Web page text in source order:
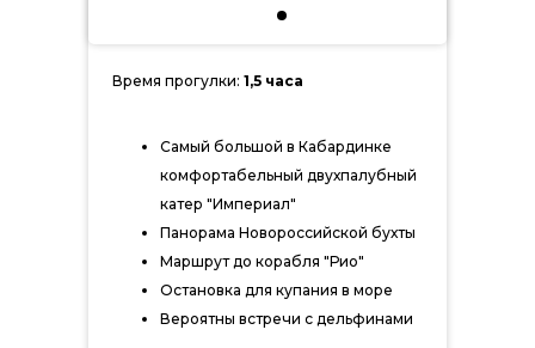
Самый большой в Кабардинке
комфортабельный двухпалубный
катер "Империал"
Панорама Новороссийской бухты
Маршрут до корабля "Рио"
Остановка для купания в море
Вероятны встречи с дельфинами
Время прогулки: 1,5 часа